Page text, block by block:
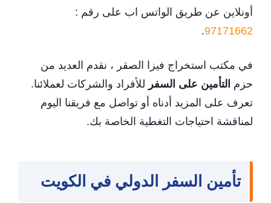
أونلاين عن طريق الواتس اب على رقم :
97171662
.
في مكتب استخراج فيزا الصقر ، نقدم العديد من
حزم التأمين على السفر للأفراد والشركات لعملائنا.
تعرف على المزيد أدناه أو تواصل مع فريقنا اليوم
لمناقشة احتياجات التغطية الخاصة بك.
تأمين السفر الدولي في الكويت